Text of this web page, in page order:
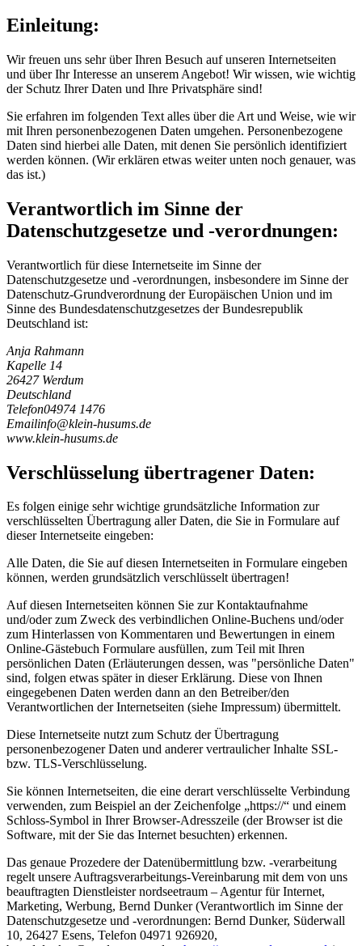
Einleitung:
Wir freuen uns sehr über Ihren Besuch auf unseren Internetseiten
und über Ihr Interesse an unserem Angebot! Wir wissen, wie wichtig
der Schutz Ihrer Daten und Ihre Privatsphäre sind!
Sie erfahren im folgenden Text alles über die Art und Weise, wie wir
mit Ihren personenbezogenen Daten umgehen. Personenbezogene
Daten sind hierbei alle Daten, mit denen Sie persönlich identifiziert
werden können. (Wir erklären etwas weiter unten noch genauer, was
das ist.)
Verantwortlich im Sinne der
Datenschutzgesetze und -verordnungen:
Verantwortlich für diese Internetseite im Sinne der
Datenschutzgesetze und -verordnungen, insbesondere im Sinne der
Datenschutz-Grundverordnung der Europäischen Union und im
Sinne des Bundesdatenschutzgesetzes der Bundesrepublik
Deutschland ist:
Anja Rahmann
Kapelle 14
26427 Werdum
Deutschland
Telefon04974 1476
Emailinfo@klein-husums.de
www.klein-husums.de
Verschlüsselung übertragener Daten:
Es folgen einige sehr wichtige grundsätzliche Information zur
verschlüsselten Übertragung aller Daten, die Sie in Formulare auf
dieser Internetseite eingeben:
Alle Daten, die Sie auf diesen Internetseiten in Formulare eingeben
können, werden grundsätzlich verschlüsselt übertragen!
Auf diesen Internetseiten können Sie zur Kontaktaufnahme
und/oder zum Zweck des verbindlichen Online-Buchens und/oder
zum Hinterlassen von Kommentaren und Bewertungen in einem
Online-Gästebuch Formulare ausfüllen, zum Teil mit Ihren
persönlichen Daten (Erläuterungen dessen, was "persönliche Daten"
sind, folgen etwas später in dieser Erklärung. Diese von Ihnen
eingegebenen Daten werden dann an den Betreiber/den
Verantwortlichen der Internetseiten (siehe Impressum) übermittelt.
Diese Internetseite nutzt zum Schutz der Übertragung
personenbezogener Daten und anderer vertraulicher Inhalte SSL-
bzw. TLS-Verschlüsselung.
Sie können Internetseiten, die eine derart verschlüsselte Verbindung
verwenden, zum Beispiel an der Zeichenfolge „https://“ und einem
Schloss-Symbol in Ihrer Browser-Adresszeile (der Browser ist die
Software, mit der Sie das Internet besuchten) erkennen.
Das genaue Prozedere der Datenübermittlung bzw. -verarbeitung
regelt unsere Auftragsverarbeitungs-Vereinbarung mit dem von uns
beauftragten Dienstleister nordseetraum – Agentur für Internet,
Marketing, Werbung, Bernd Dunker (Verantwortlich im Sinne der
Datenschutzgesetze und -verordnungen: Bernd Dunker, Süderwall
10, 26427 Esens, Telefon 04971 926920,